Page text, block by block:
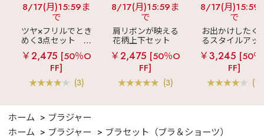
8/17(月)15:59ま
で
ツヤ×フリルでとき
めく3点セット
シ
ルキー ショートパ
ンツ 3点セット
￥2,475 [50％O
FF]
(3)
8/17(月)15:59ま
で
肩リボンが映える
花柄上下セット
メニーフラワー ロ
ングパンツ 上下セ
ット
￥2,475 [50％O
FF]
(3)
8/17(月)15:59
で
お出かけしたく
るスタイルアッ
見え
ストライ
フリル ロングパ
ツ 綿混 上下セ
￥3,245 [50
FF]
(1)
ホーム
ブラジャー
ホーム
ブラジャー
ブラセット（ブラ＆ショーツ）